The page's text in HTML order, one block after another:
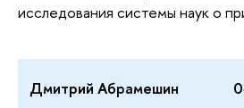
исследования системы наук о
Дмитрий Абрамешин